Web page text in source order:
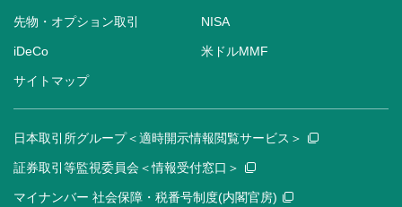
先物・オプション取引 NISA
iDeCo 米ドルMMF
サイトマップ
日本取引所グループ＜適時開示情報閲覧サービス＞
証券取引等監視委員会＜情報受付窓口＞
マイナンバー 社会保障・税番号制度(内閣官房)